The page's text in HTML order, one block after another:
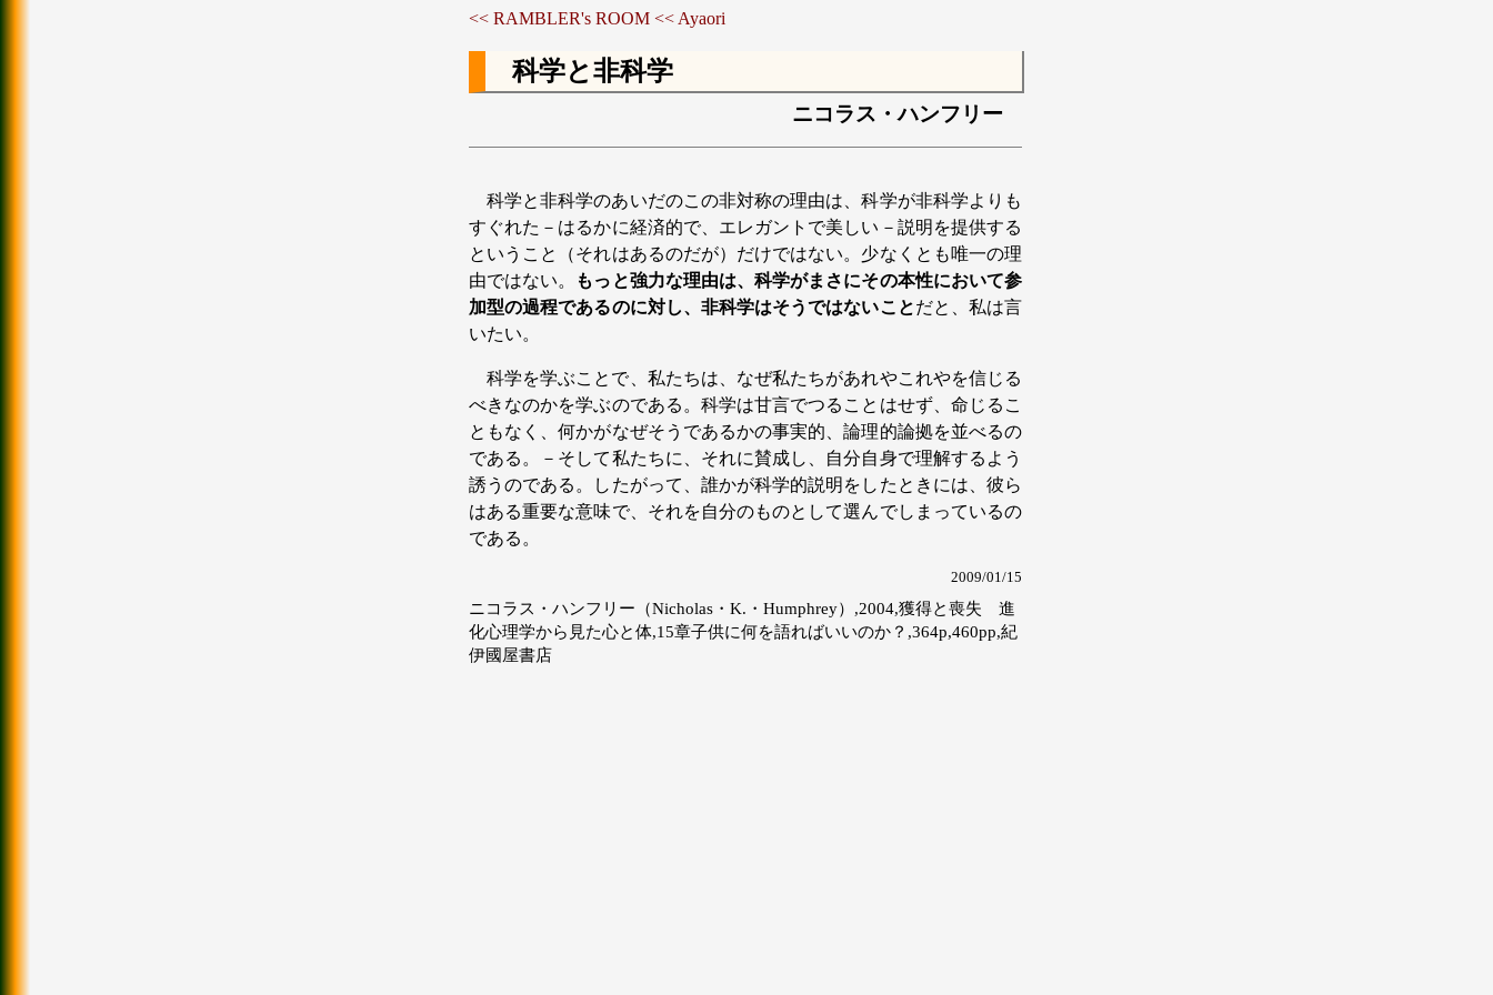
<< RAMBLER's ROOM << Ayaori
科学と非科学
ニコラス・ハンフリー
科学と非科学のあいだのこの非対称の理由は、科学が非科学よりも
すぐれた－はるかに経済的で、エレガントで美しい－説明を提供する
ということ（それはあるのだが）だけではない。少なくとも唯一の理
由ではない。
もっと強力な理由は、科学がまさにその本性において参
加型の過程であるのに対し、非科学はそうではないことだと、私は言
いたい。
科学を学ぶことで、私たちは、なぜ私たちがあれやこれやを信じる
べきなのかを学ぶのである。科学は甘言でつることはせず、命じるこ
ともなく、何かがなぜそうであるかの事実的、論理的論拠を並べるの
である。－そして私たちに、それに賛成し、自分自身で理解するよう
誘うのである。したがって、誰かが科学的説明をしたときには、彼ら
はある重要な意味で、それを自分のものとして選んでしまっているの
である。
2009/01/15
ニコラス・ハンフリー（Nicholas・K.・Humphrey）,2004,獲得と喪失 進
化心理学から見た心と体,15章子供に何を語ればいいのか？,364p,460pp,紀
伊國屋書店